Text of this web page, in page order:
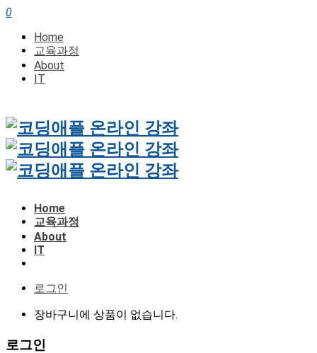
0
Home
교육과정
About
IT
Home
교육과정
About
IT
로그인
장바구니에 상품이 없습니다.
로그인